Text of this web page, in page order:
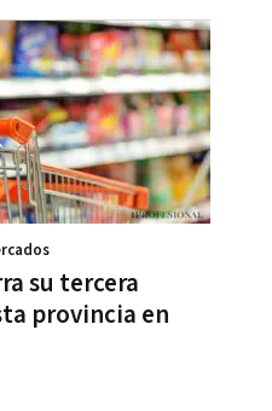
su tercera
provincia en